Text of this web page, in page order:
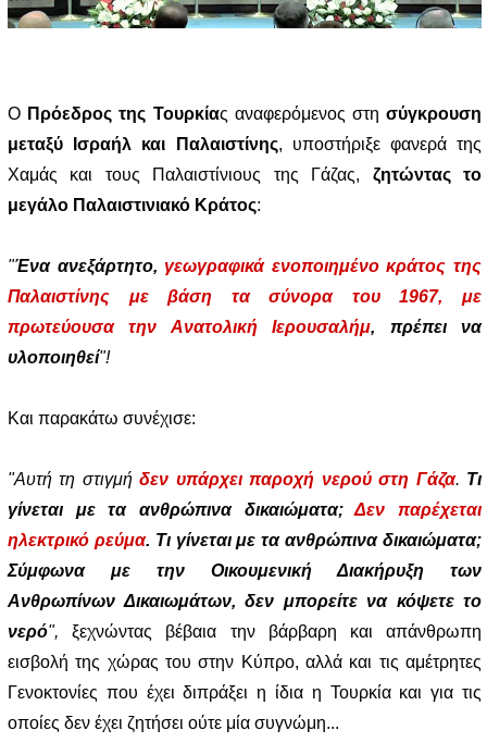
Ο Πρόεδρος της Τουρκίας αναφερόμενος στησύγκρουση
μεταξύ Ισραήλ και Παλαιστίνης, υποστήριξε φανερά της
Χαμάς και τους Παλαιστίνιους της Γάζας, ζητώντας το
μεγάλο Παλαιστινιακό Κράτος:
"Ένα ανεξάρτητο, γεωγραφικά ενοποιημένο κράτος της
Παλαιστίνης με βάση τα σύνορα του 1967, με
πρωτεύουσα την Ανατολική Ιερουσαλήμ, πρέπει να
υλοποιηθεί"!
Και παρακάτω συνέχισε:
"Αυτή τη στιγμή δεν υπάρχει παροχή νερού στη Γάζα. Τι
γίνεται με τα ανθρώπινα δικαιώματα;Δεν παρέχεται
ηλεκτρικό ρεύμα. Τι γίνεται με τα ανθρώπινα δικαιώματα;
Σύμφωνα με την Οικουμενική Διακήρυξη των
Ανθρωπίνων Δικαιωμάτων, δεν μπορείτε να κόψετε το
νερό",ξεχνώντας βέβαια την βάρβαρη και απάνθρωπη
εισβολή της χώρας του στην Κύπρο, αλλά και τις αμέτρητες
Γενοκτονίες που έχει διπράξει η ίδια η Τουρκία και για τις
οποίες δεν έχει ζητήσει ούτε μία συγνώμη...